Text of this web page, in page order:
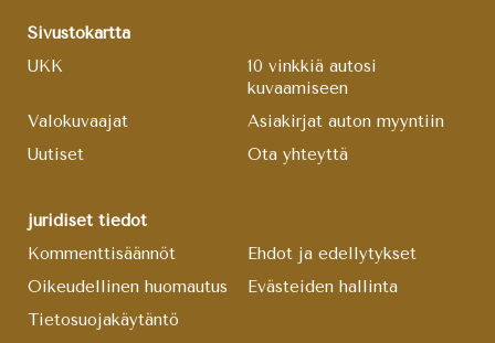
Sivustokartta
UKK
10 vinkkiä autosi
kuvaamiseen
Valokuvaajat
Asiakirjat auton myyntiin
Uutiset
Ota yhteyttä
juridiset tiedot
Kommenttisäännöt
Ehdot ja edellytykset
Oikeudellinen huomautus
Evästeiden hallinta
Tietosuojakäytäntö